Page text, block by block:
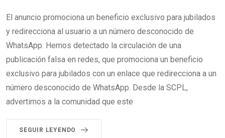
El anuncio promociona un beneficio exclusivo para jubilados
y redirecciona al usuario a un número desconocido de
WhatsApp. Hemos detectado la circulación de una
publicación falsa en redes, que promociona un beneficio
exclusivo para jubilados con un enlace que redirecciona a un
número desconocido de WhatsApp. Desde la SCPL,
advertimos a la comunidad que este
SEGUIR LEYENDO